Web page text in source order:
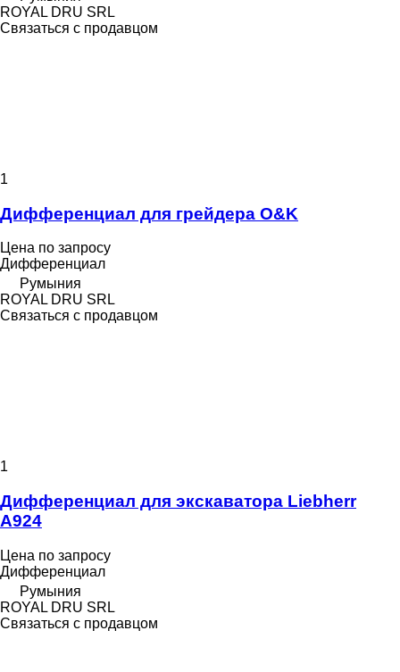
ROYAL DRU SRL
Связаться с продавцом
1
Дифференциал для грейдера O&K
Цена по запросу
Дифференциал
Румыния
ROYAL DRU SRL
Связаться с продавцом
1
Дифференциал для экскаватора Liebherr
A924
Цена по запросу
Дифференциал
Румыния
ROYAL DRU SRL
Связаться с продавцом